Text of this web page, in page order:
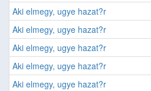
Aki elmegy, ugye hazat?r
Aki elmegy, ugye hazat?r
Aki elmegy, ugye hazat?r
Aki elmegy, ugye hazat?r
Aki elmegy, ugye hazat?r